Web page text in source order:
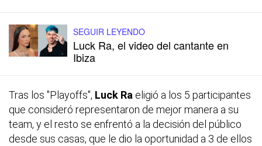
SEGUIR LEYENDO
Luck Ra, el video del cantante en
Ibiza
Tras los "Playoffs", Luck Ra eligió a los 5 participantes
que consideró representaron de mejor manera a su
team, y el resto se enfrentó a la decisión del público
desde sus casas, que le dio la oportunidad a 3 de ellos